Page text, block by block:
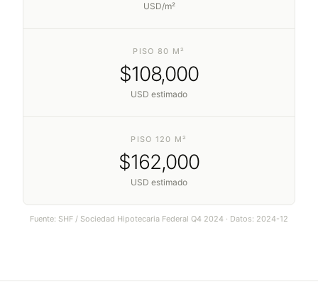
USD/m²
PISO 80 M²
$108,000
USD estimado
PISO 120 M²
$162,000
USD estimado
Fuente: SHF / Sociedad Hipotecaria Federal Q4 2024 · Datos: 2024-12